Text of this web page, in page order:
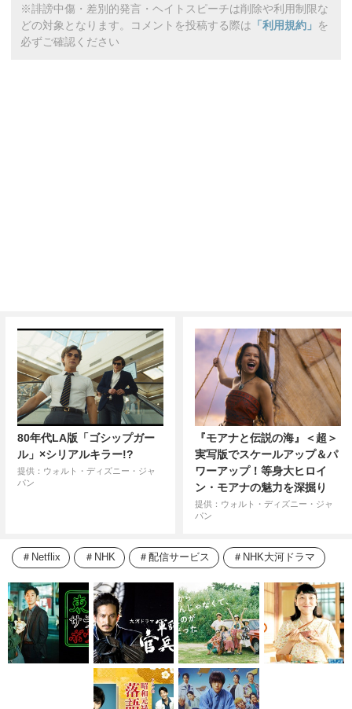
※誹謗中傷・差別的発言・ヘイトスピーチは削除や利用制限な
どの対象となります。コメントを投稿する際は 「利用規約」 を
必ずご確認ください
80年代LA版「ゴシップガー
ル」×シリアルキラー!?
提供：ウォルト・ディズニー・ジャ
パン
『モアナと伝説の海』＜超＞
実写版でスケールアップ＆パ
ワーアップ！等身大ヒロイ
ン・モアナの魅力を深掘り
提供：ウォルト・ディズニー・ジャ
パン
Netflix NHK 配信サービス NHK大河ドラマ